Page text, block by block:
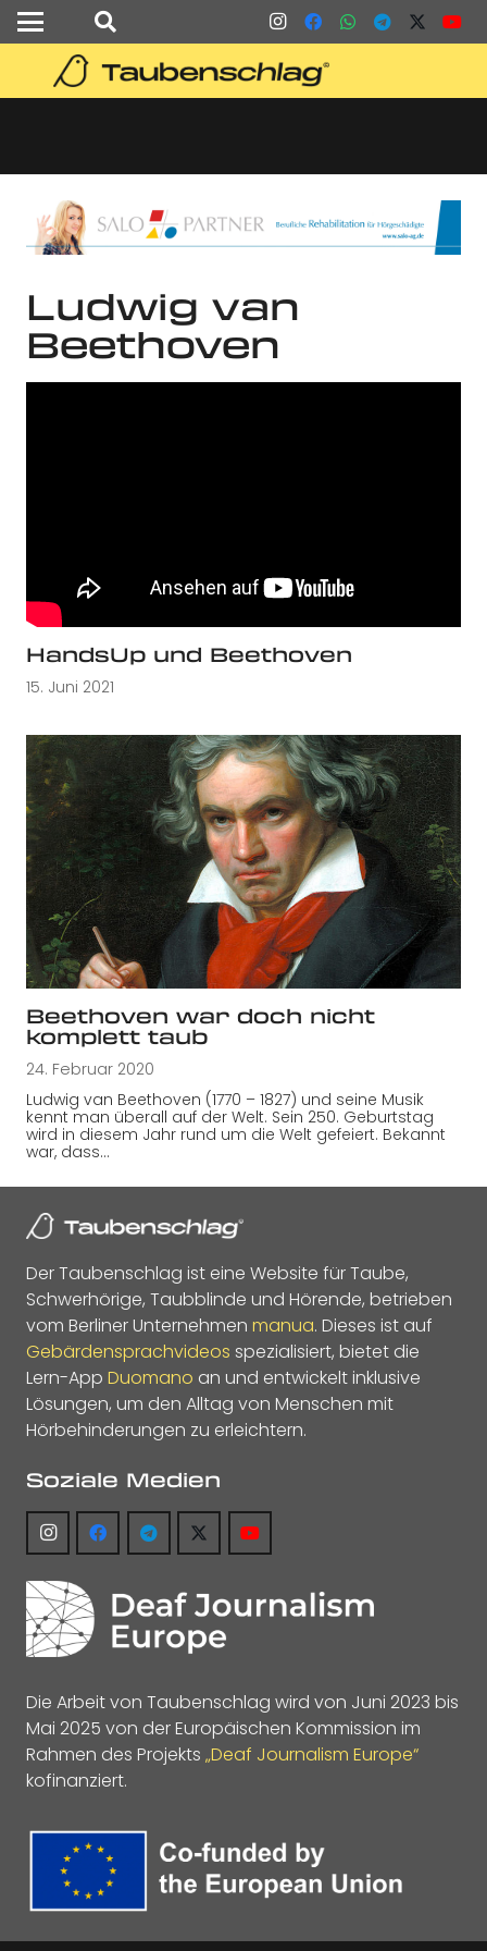
Ludwig van
Beethoven
HandsUp und Beethoven
15. Juni 2021
Beethoven war doch nicht
komplett taub
24. Februar 2020
Ludwig van Beethoven (1770 – 1827) und seine Musik
kennt man überall auf der Welt. Sein 250. Geburtstag
wird in diesem Jahr rund um die Welt gefeiert. Bekannt
war, dass…
Der Taubenschlag ist eine Website für Taube,
Schwerhörige, Taubblinde und Hörende, betrieben
vom Berliner Unternehmen manua. Dieses ist auf
Gebärdensprachvideos spezialisiert, bietet die
Lern-App Duomano an und entwickelt inklusive
Lösungen, um den Alltag von Menschen mit
Hörbehinderungen zu erleichtern.
Soziale Medien
Die Arbeit von Taubenschlag wird von Juni 2023 bis
Mai 2025 von der Europäischen Kommission im
Rahmen des Projekts „Deaf Journalism Europe“
kofinanziert.